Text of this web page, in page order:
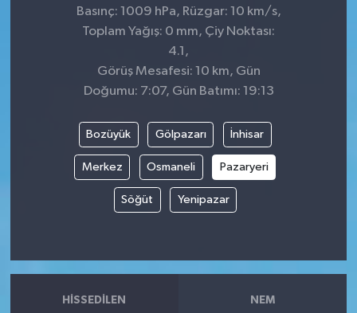
Basınç: 1009 hPa, Rüzgar: 10 km/s,
Toplam Yağış: 0 mm, Çiy Noktası:
4.1,
Görüş Mesafesi: 10 km, Gün
Doğumu: 7:07, Gün Batımı: 19:13
Bozüyük Gölpazarı İnhisar
Merkez Osmaneli Pazaryeri
Söğüt Yenipazar
HISSEDILEN NEM